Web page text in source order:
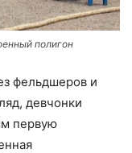
полигон
фельдшеров и
девчонки
первую